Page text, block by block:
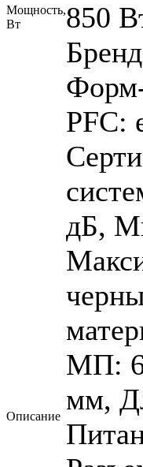
Мощность,
Вт
850
Описание
PFC:
дБ,
МП:
мм,